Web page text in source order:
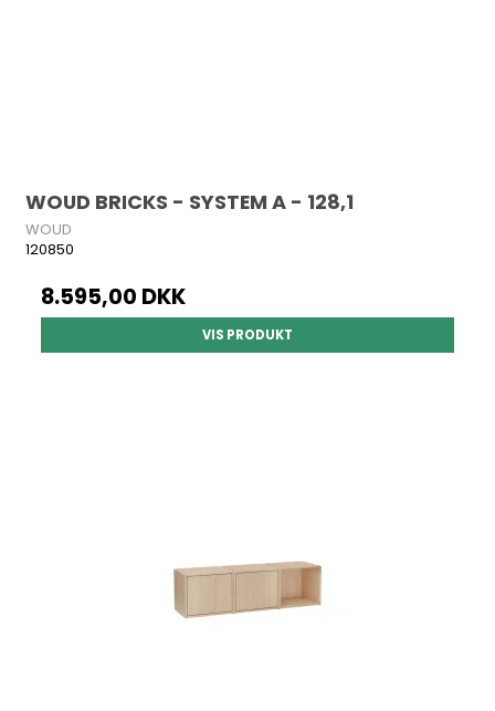
WOUD BRICKS - SYSTEM A - 128,1
WOUD
120850
8.595,00 DKK
VIS PRODUKT